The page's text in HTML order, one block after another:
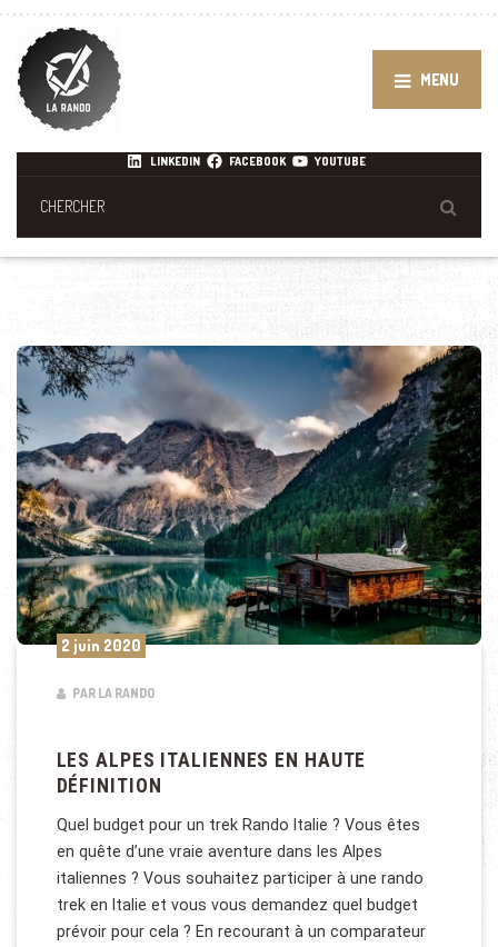
MENU
LINKEDIN FACEBOOK YOUTUBE
2 juin 2020
PAR LA RANDO
LES ALPES ITALIENNES EN HAUTE
DÉFINITION
Quel budget pour un trek Rando Italie ? Vous êtes
en quête d’une vraie aventure dans les Alpes
italiennes ? Vous souhaitez participer à une rando
trek en Italie et vous vous demandez quel budget
prévoir pour cela ? En recourant à un comparateur